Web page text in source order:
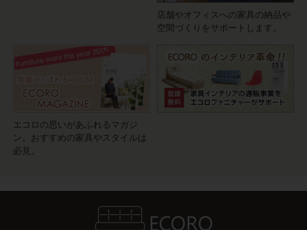
店舗やオフィスへの家具の納品や
空間づくりをサポートします。
エコロの思いがあふれるマガジ
ン。おすすめの家具やスタイルは
必見。